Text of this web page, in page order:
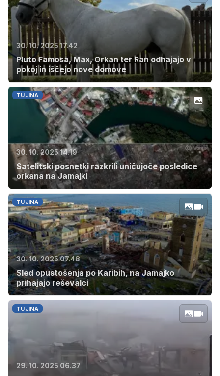
30. 10. 2025 17.42
Pluto Famosa, Max, Orkan ter Ran odhajajo v
pokoj in iščejo nove domove
TUJINA
30. 10. 2025 14.19
Satelitski posnetki razkrili uničujoče posledice
orkana na Jamajki
TUJINA
30. 10. 2025 07.48
Sled opustošenja po Karibih, na Jamajko
prihajajo reševalci
TUJINA
29. 10. 2025 06.37